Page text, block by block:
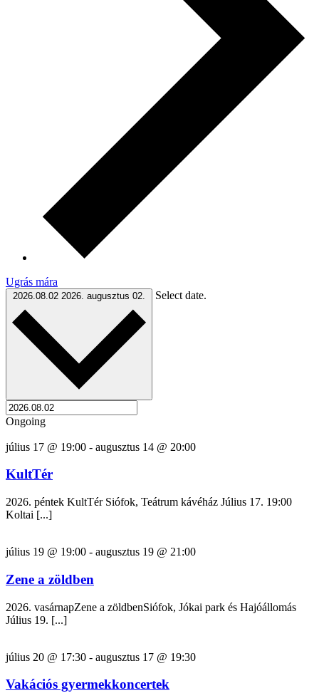
Ugrás mára
2026.08.02 2026. augusztus 02. Select date.
Ongoing
július 17 @ 19:00 - augusztus 14 @ 20:00
KultTér
2026. péntek KultTér Siófok, Teátrum kávéház Július 17. 19:00
Koltai [...]
július 19 @ 19:00 - augusztus 19 @ 21:00
Zene a zöldben
2026. vasárnapZene a zöldbenSiófok, Jókai park és Hajóállomás
Július 19. [...]
július 20 @ 17:30 - augusztus 17 @ 19:30
Vakációs gyermekkoncertek